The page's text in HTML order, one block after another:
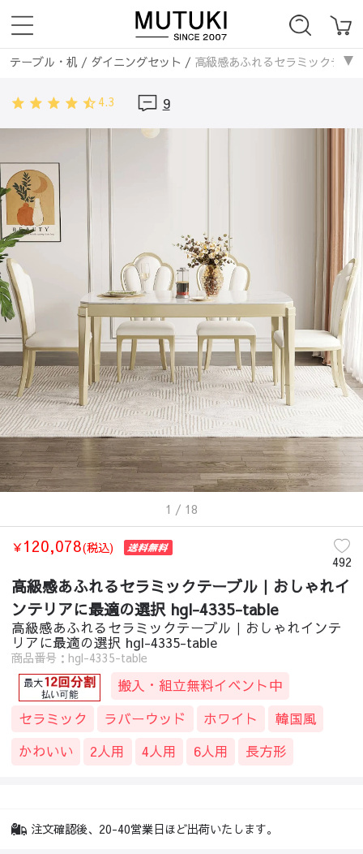
テーブル・机 / ダイニングセット / 高級感あふれるセラミックテー
テーブル・机/ダイニングテーブル
ダイニングテーブル/セラミックダイニングテーブル/高級感あふ
4.3 9
1 / 18
￥120,078(税込)
492
高級感あふれるセラミックテーブル｜おしゃれイ
ンテリアに最適の選択 hgl-4335-table
高級感あふれるセラミックテーブル｜おしゃれインテ
リアに最適の選択 hgl-4335-table
商品番号：hgl-4335-table
搬入・組立無料イベント中
セラミック
ラバーウッド ホワイト
韓国風
かわいい
2人用 4人用 6人用 長方形
注文確認後、20-40営業日ほど出荷いたします。